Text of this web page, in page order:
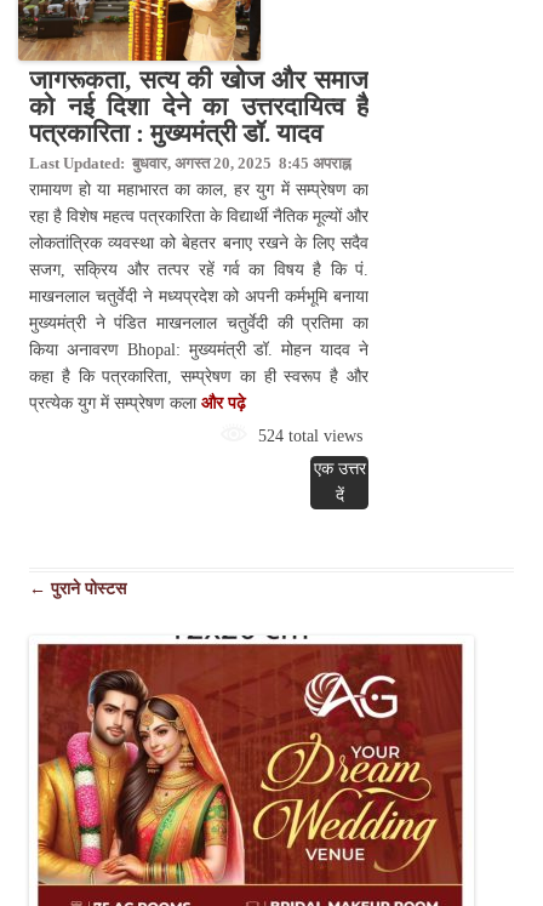
जागरूकता, सत्य की खोज और समाज
को नई दिशा देने का उत्तरदायित्व है
पत्रकारिता : मुख्यमंत्री डॉ. यादव
Last Updated: बुधवार, अगस्त 20, 2025 8:45 अपराह्न
रामायण हो या महाभारत का काल, हर युग में सम्प्रेषण का
रहा है विशेष महत्व पत्रकारिता के विद्यार्थी नैतिक मूल्यों और
लोकतांत्रिक व्यवस्था को बेहतर बनाए रखने के लिए सदैव
सजग, सक्रिय और तत्पर रहें गर्व का विषय है कि पं.
माखनलाल चतुर्वेदी ने मध्यप्रदेश को अपनी कर्मभूमि बनाया
मुख्यमंत्री ने पंडित माखनलाल चतुर्वेदी की प्रतिमा का
किया अनावरण Bhopal: मुख्यमंत्री डॉ. मोहन यादव ने
कहा है कि पत्रकारिता, सम्प्रेषण का ही स्वरूप है और
प्रत्येक युग में सम्प्रेषण कला और पढ़े
524 total views
एक उत्तर
दें
पोस्ट
← पुराने पोस्टस